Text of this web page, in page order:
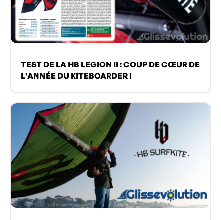
TEST DE LA HB LEGION II : COUP DE CŒUR DE
L'ANNÉE DU KITEBOARDER !